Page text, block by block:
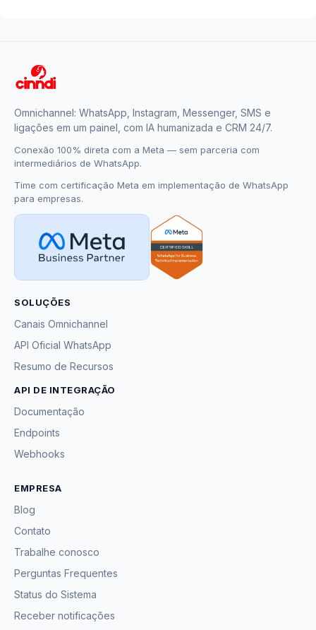
Omnichannel: WhatsApp, Instagram, Messenger, SMS e
ligações em um painel, com IA humanizada e CRM 24/7.
Conexão 100% direta com a Meta — sem parceria com
intermediários de WhatsApp.
Time com certificação Meta em implementação de WhatsApp
para empresas.
SOLUÇÕES
Canais Omnichannel
API Oficial WhatsApp
Resumo de Recursos
API DE INTEGRAÇÃO
Documentação
Endpoints
Webhooks
EMPRESA
Blog
Contato
Trabalhe conosco
Perguntas Frequentes
Status do Sistema
Receber notificações